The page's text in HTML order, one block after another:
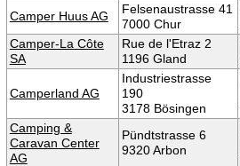
Camper Huus AG
Felsenaustrasse 41
7000 Chur
Camper-La Côte
SA
Rue de l'Etraz 2
1196 Gland
Camperland AG
Industriestrasse
190
3178 Bösingen
Camping &
Caravan Center
AG
Pündtstrasse 6
9320 Arbon